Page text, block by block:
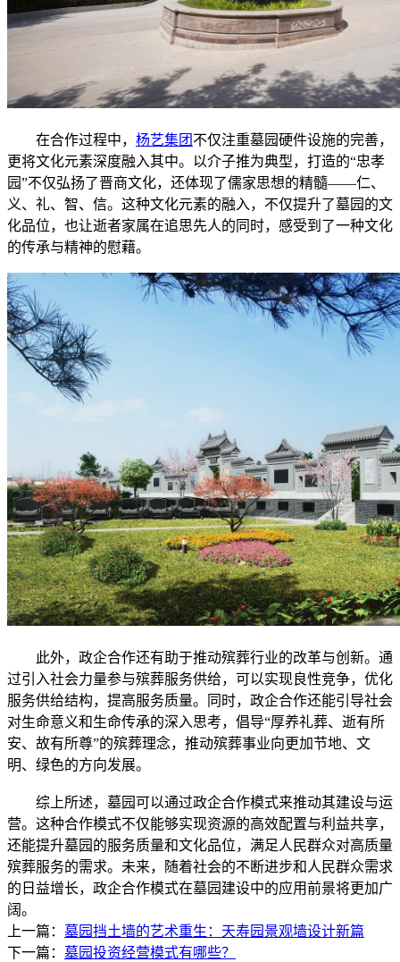
在合作过程中， 杨艺集团 不仅注重墓园硬件设施的完善，
更将文化元素深度融入其中。以介子推为典型，打造的“忠孝
园”不仅弘扬了晋商文化，还体现了儒家思想的精髓——仁、
义、礼、智、信。这种文化元素的融入，不仅提升了墓园的文
化品位，也让逝者家属在追思先人的同时，感受到了一种文化
的传承与精神的慰藉。
此外，政企合作还有助于推动殡葬行业的改革与创新。通
过引入社会力量参与殡葬服务供给，可以实现良性竞争，优化
服务供给结构，提高服务质量。同时，政企合作还能引导社会
对生命意义和生命传承的深入思考，倡导“厚养礼葬、逝有所
安、故有所尊”的殡葬理念，推动殡葬事业向更加节地、文
明、绿色的方向发展。
综上所述，墓园可以通过政企合作模式来推动其建设与运
营。这种合作模式不仅能够实现资源的高效配置与利益共享，
还能提升墓园的服务质量和文化品位，满足人民群众对高质量
殡葬服务的需求。未来，随着社会的不断进步和人民群众需求
的日益增长，政企合作模式在墓园建设中的应用前景将更加广
阔。
上一篇： 墓园挡土墙的艺术重生：天寿园景观墙设计新篇
下一篇： 墓园投资经营模式有哪些？